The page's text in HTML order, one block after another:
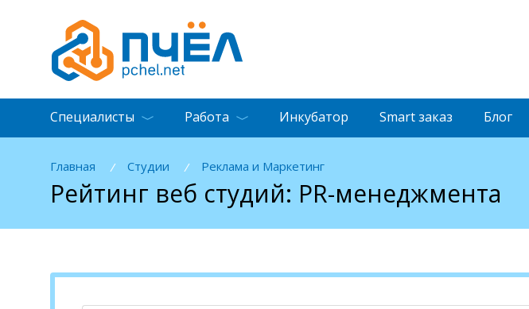
Главная / Студии / Реклама и Маркетинг
Рейтинг веб студий: PR-менеджмента
Специалисты Работа Инкубатор Smartзаказ Блог